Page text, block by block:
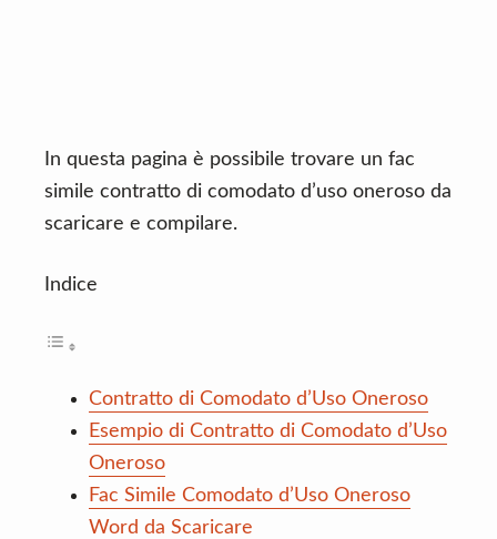
In questa pagina è possibile trovare un fac
simile contratto di comodato d’uso oneroso da
scaricare e compilare.
Indice
Contratto di Comodato d’Uso Oneroso
Esempio di Contratto di Comodato d’Uso
Oneroso
Fac Simile Comodato d’Uso Oneroso
Word da Scaricare